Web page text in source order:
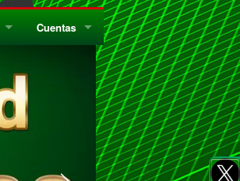
Sistema Parley?
Cuentas
Preguntas Frecuentes